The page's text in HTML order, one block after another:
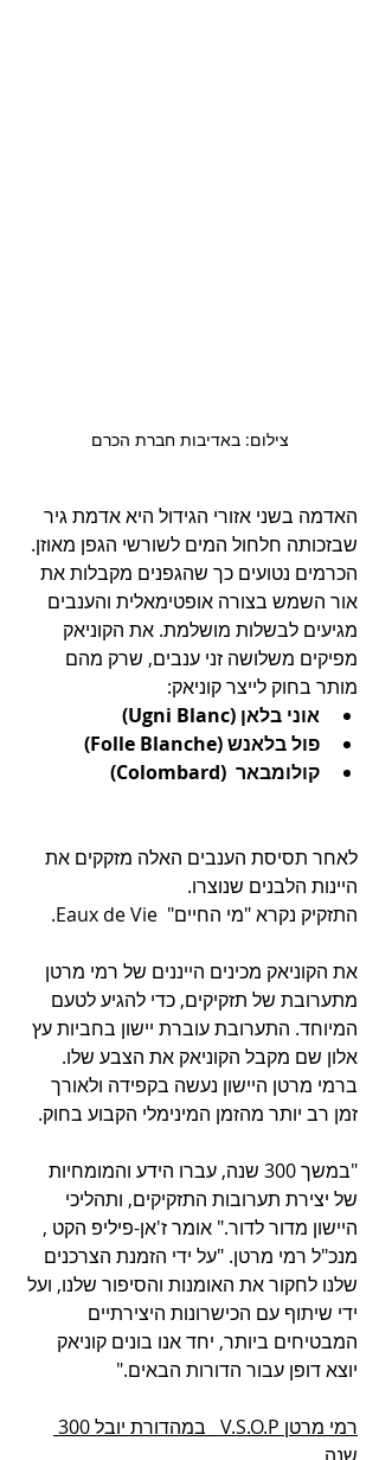
צילום: באדיבות חברת הכרם
האדמה בשני אזורי הגידול היא אדמת גיר
שבזכותה חלחול המים לשורשי הגפן מאוזן.
הכרמים נטועים כך שהגפנים מקבלות את
אור השמש בצורה אופטימאלית והענבים
מגיעים לבשלות מושלמת. את הקוניאק
מפיקים משלושה זני ענבים, שרק מהם
מותר בחוק לייצר קוניאק:
אוני בלאן (Ugni Blanc)
פול בלאנש (Folle Blanche)
קולומבאר  (Colombard)
לאחר תסיסת הענבים האלה מזקקים את
היינות הלבנים שנוצרו.
התזקיק נקרא "מי החיים"  Eaux de Vie.
את הקוניאק מכינים הייננים של רמי מרטן
מתערובת של תזקיקים, כדי להגיע לטעם
המיוחד. התערובת עוברת יישון בחביות עץ
אלון שם מקבל הקוניאק את הצבע שלו.
ברמי מרטן היישון נעשה בקפידה ולאורך
זמן רב יותר מהזמן המינימלי הקבוע בחוק.
"במשך 300 שנה, עברו הידע והמומחיות
של יצירת תערובות התזקיקים, ותהליכי
היישון מדור לדור." אומר ז'אן-פיליפ הקט ,
מנכ"ל רמי מרטן. "על ידי הזמנת הצרכנים
שלנו לחקור את האומנות והסיפור שלנו, ועל
ידי שיתוף עם הכישרונות היצירתיים
המבטיחים ביותר, יחד אנו בונים קוניאק
יוצא דופן עבור הדורות הבאים."